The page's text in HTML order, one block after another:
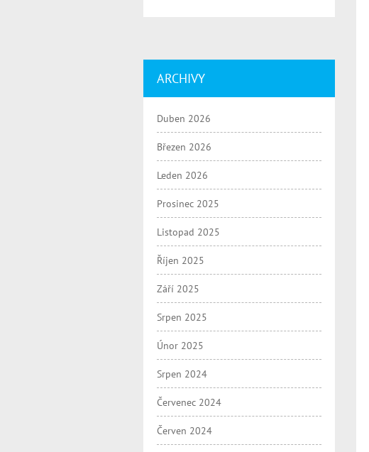
ARCHIVY
Duben 2026
Březen 2026
Leden 2026
Prosinec 2025
Listopad 2025
Říjen 2025
Září 2025
Srpen 2025
Únor 2025
Srpen 2024
Červenec 2024
Červen 2024